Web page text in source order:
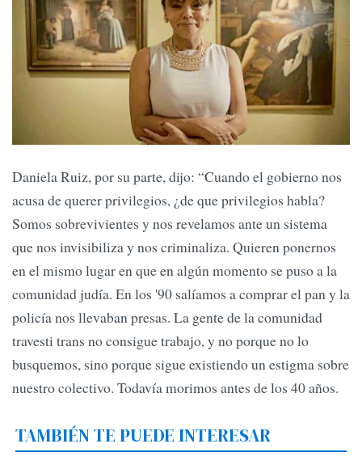
Daniela Ruiz, por su parte, dijo: “Cuando el gobierno nos
acusa de querer privilegios, ¿de que privilegios habla?
Somos sobrevivientes y nos revelamos ante un sistema
que nos invisibiliza y nos criminaliza. Quieren ponernos
en el mismo lugar en que en algún momento se puso a la
comunidad judía. En los '90 salíamos a comprar el pan y la
policía nos llevaban presas. La gente de la comunidad
travesti trans no consigue trabajo, y no porque no lo
busquemos, sino porque sigue existiendo un estigma sobre
nuestro colectivo. Todavía morimos antes de los 40 años.
TAMBIÉN TE PUEDE INTERESAR